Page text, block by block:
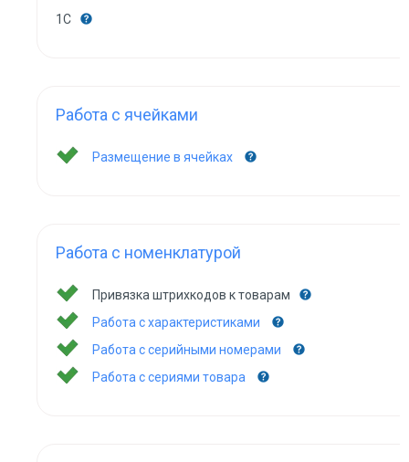
1С
Работа с ячейками
Размещение в ячейках
Работа с номенклатурой
Привязка штрихкодов к товарам
Работа с характеристиками
Работа с серийными номерами
Работа с сериями товара